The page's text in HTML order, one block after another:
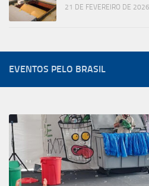
21 DE FEVEREIRO DE 2026
EVENTOS PELO BRASIL